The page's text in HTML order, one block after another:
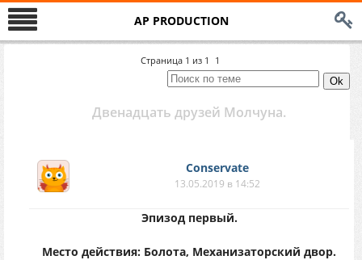
AP PRODUCTION
Страница 1 из 1 1
Двенадцать друзей Молчуна.
Conservate
13.05.2019 в 14:52
Эпизод первый.
Место действия: Болота, Механизаторский двор.